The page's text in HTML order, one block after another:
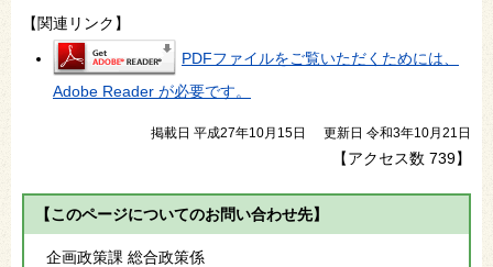
【関連リンク】
PDFファイルをご覧いただくためには、
Adobe Reader が必要です。
掲載日 平成27年10月15日 更新日 令和3年10月21日
【アクセス数 739】
【このページについてのお問い合わせ先】
企画政策課 総合政策係